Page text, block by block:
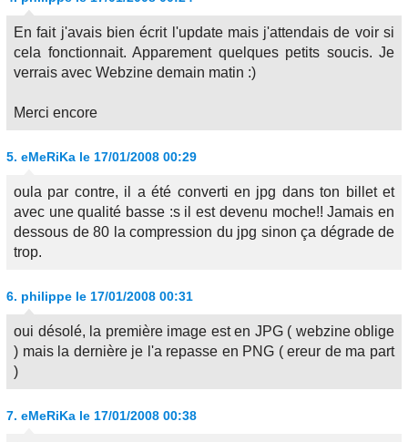
En fait j'avais bien écrit l'update mais j'attendais de voir si
cela fonctionnait. Apparement quelques petits soucis. Je
verrais avec Webzine demain matin :)
Merci encore
5. eMeRiKa le 17/01/2008 00:29
oula par contre, il a été converti en jpg dans ton billet et
avec une qualité basse :s il est devenu moche!! Jamais en
dessous de 80 la compression du jpg sinon ça dégrade de
trop.
6. philippe le 17/01/2008 00:31
oui désolé, la première image est en JPG ( webzine oblige
) mais la dernière je l'a repasse en PNG ( ereur de ma part
)
7. eMeRiKa le 17/01/2008 00:38